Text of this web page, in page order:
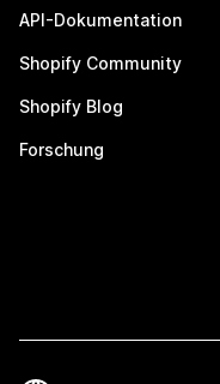
API-Dokumentation
Shopify Community
Shopify Blog
Forschung